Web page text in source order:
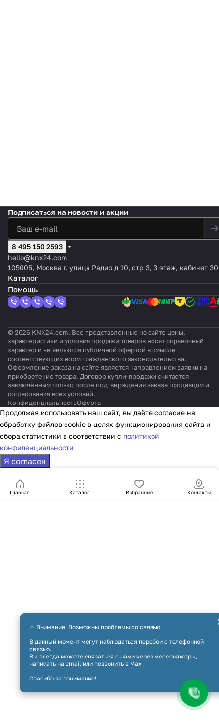
Главная Каталог Избранные Контакты
Подписаться на новости и акции
8 495 150 2593
hello@knx24.com
105005, Москва г. улица Радио д 10, стр 3, 3 этаж, кабинет
Каталог
Помощь
© 2026 KNX24.com. Все представленные на сайте цены,
характеристики и условия продажи товаров носят справочный
характер и не являются публичной офертой в смысле
соответствующих норм гражданского законодательства.
Оформление заказа на сайте является направлением заявки на
приобретение товара. Договор купли-продажи считается
заключённым только после подтверждения заказа продавцом и
согласования всех условий.
КонфиденциальностьОферта
⚠️ Внимание! Возможны проблемы со связью
В данный момент могут наблюдаться перебои с телефонной
связью.
Вы всегда можете связаться с нами через мессенджеры,
написать на email или позвонить в Max
Спасибо за понимание!
Продолжая использовать наш сайт, вы даёте согласие на
обработку файлов cookie в целях функционирования сайта и
сбора статистики в соответствии с политикой
конфиденциальности
Я согласен